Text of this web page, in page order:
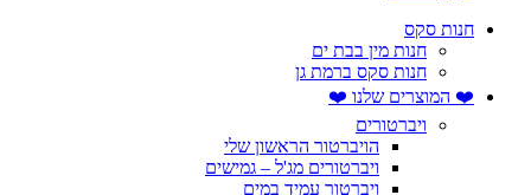
חנות סקס
חנות מין בבת ים
חנות סקס ברמת גן
❤️ המוצרים שלנו ❤️
ויברטורים
הויברטור הראשון שלי
ויברטורים מג'ל – גמישים
ויברטור עמיד במים